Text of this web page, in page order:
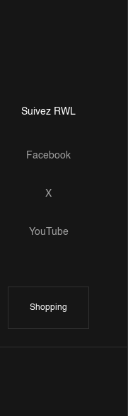
Suivez RWL
Facebook
X
YouTube
Shopping